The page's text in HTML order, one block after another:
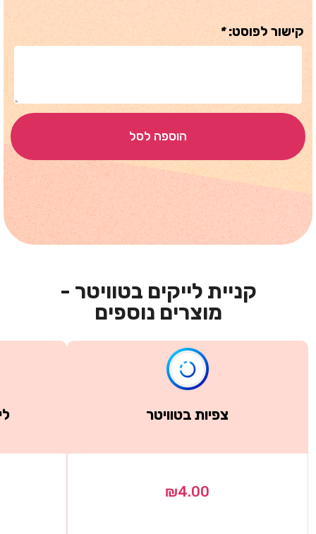
קישור לפוסט:*
הוספה לסל
קניית לייקים בטוויטר -
מוצרים נוספים
צפיות בטוויטר
₪4.00